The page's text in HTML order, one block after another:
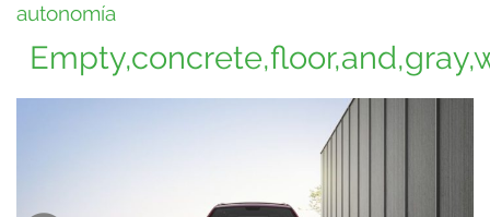
autonomía